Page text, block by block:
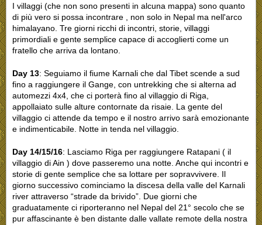
I villaggi (che non sono presenti in alcuna mappa) sono quanto
di più vero si possa incontrare , non solo in Nepal ma nell'arco
himalayano. Tre giorni ricchi di incontri, storie, villaggi
primordiali e gente semplice capace di accoglierti come un
fratello che arriva da lontano.
Day 13: Seguiamo il fiume Karnali che dal Tibet scende a sud
fino a raggiungere il Gange, con untrekking che si alterna ad
automezzi 4x4, che ci porterà fino al villaggio di Riga,
appollaiato sulle alture contornate da risaie. La gente del
villaggio ci attende da tempo e il nostro arrivo sarà emozionante
e indimenticabile. Notte in tenda nel villaggio.
Day 14/15/16: Lasciamo Riga per raggiungere Ratapani ( il
villaggio di Ain ) dove passeremo una notte. Anche qui incontri e
storie di gente semplice che sa lottare per sopravvivere. Il
giorno successivo cominciamo la discesa della valle del Karnali
river attraverso “strade da brivido”. Due giorni che
graduatamente ci riporteranno nel Nepal del 21° secolo che se
pur affascinante è ben distante dalle vallate remote della nostra